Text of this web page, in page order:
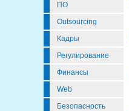
ПО
Outsourcing
Кадры
Регулирование
Финансы
Web
Безопасность